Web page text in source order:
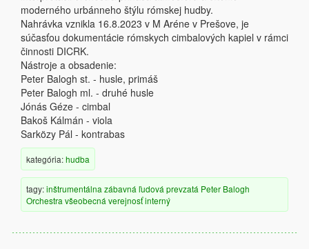
moderného urbánneho štýlu rómskej hudby.
Nahrávka vznikla 16.8.2023 v M Aréne v Prešove, je
súčasťou dokumentácie rómskych cimbalových kapiel v rámci
činnosti DICRK.
Nástroje a obsadenie:
Peter Balogh st. - husle, primáš
Peter Balogh ml. - druhé husle
Jónás Géze - cimbal
Bakoš Kálmán - viola
Sarközy Pál - kontrabas
kategória:hudba
tagy:inštrumentálna zábavná ľudová prevzatá Peter Balogh
Orchestra všeobecná verejnosťinterný